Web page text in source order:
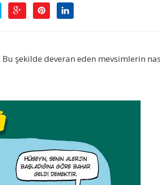
şekilde deveran eden mevsimlerin